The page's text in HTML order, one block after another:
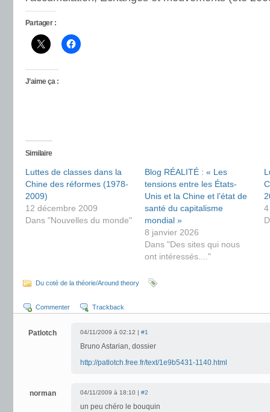
Partager :
J’aime ça :
Similaire
Luttes de classes dans la
Chine des réformes (1978-
2009)
12 décembre 2009
Dans "Nouvelles du monde"
Blog RÉALITÉ : « Les
tensions entre les États-
Unis et la Chine et l’état de
santé du capitalisme
mondial »
8 janvier 2026
Dans "Des sites qui nous
ont intéressés...."
Du coté de la théorie/Around theory
Commenter Trackback
Patlotch 04/11/2009 à 02:12 | #1
Bruno Astarian, dossier
http://patlotch.free.fr/text/1e9b5431-1140.html
norman 04/11/2009 à 18:10 | #2
un peu chéro le bouquin